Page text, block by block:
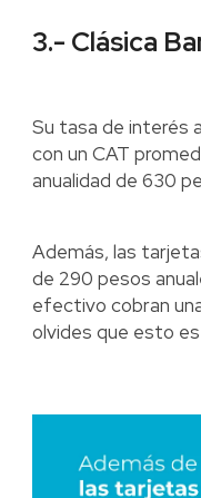
3.- Clásica
Su tasa de interés
con un CAT
anualidad de 630
Además, las
de 290 pesos
efectivo cobran
olvides que esto es